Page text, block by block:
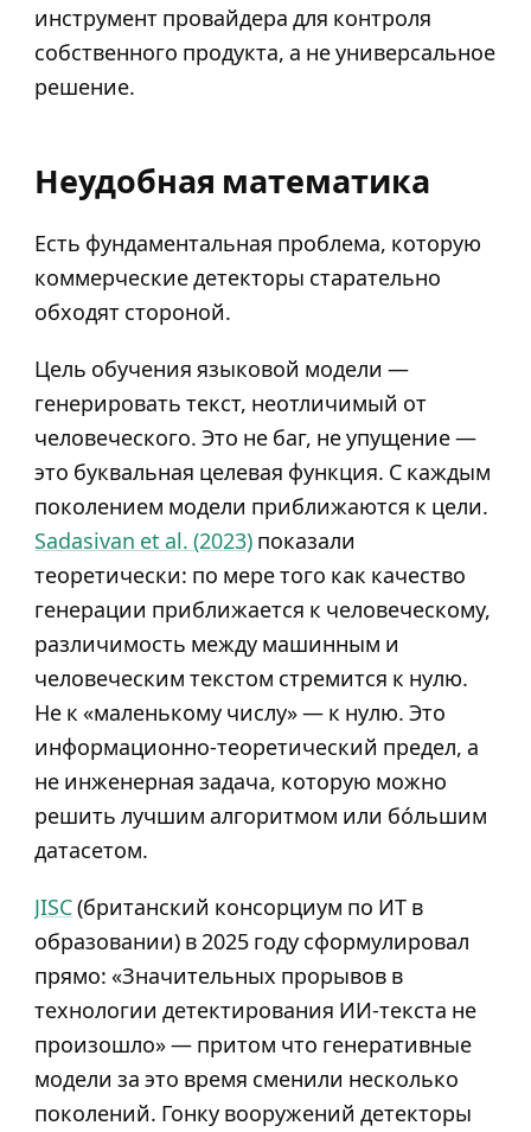
инструмент провайдера для контроля
собственного продукта, а не универсальное
решение.
Неудобная математика
Есть фундаментальная проблема, которую
коммерческие детекторы старательно
обходят стороной.
Цель обучения языковой модели —
генерировать текст, неотличимый от
человеческого. Это не баг, не упущение —
это буквальная целевая функция. С каждым
поколением модели приближаются к цели.
Sadasivan et al. (2023) показали
теоретически: по мере того как качество
генерации приближается к человеческому,
различимость между машинным и
человеческим текстом стремится к нулю.
Не к «маленькому числу» — к нулю. Это
информационно-теоретический предел, а
не инженерная задача, которую можно
решить лучшим алгоритмом или бо́льшим
датасетом.
JISC(британский консорциум по ИТ в
образовании) в 2025 году сформулировал
прямо: «Значительных прорывов в
технологии детектирования ИИ-текста не
произошло» — притом что генеративные
модели за это время сменили несколько
поколений. Гонку вооружений детекторы